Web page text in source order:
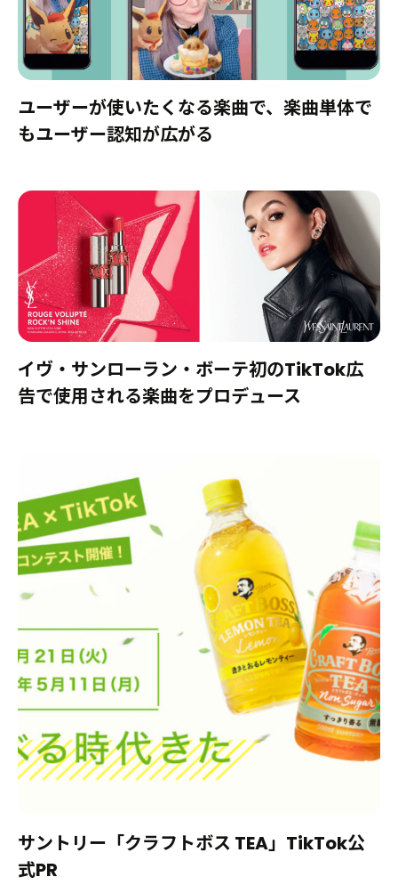
ユーザーが使いたくなる楽曲で、楽曲単体で
もユーザー認知が広がる
イヴ・サンローラン・ボーテ初のTikTok広
告で使用される楽曲をプロデュース
サントリー「クラフトボス TEA」TikTok公
式PR